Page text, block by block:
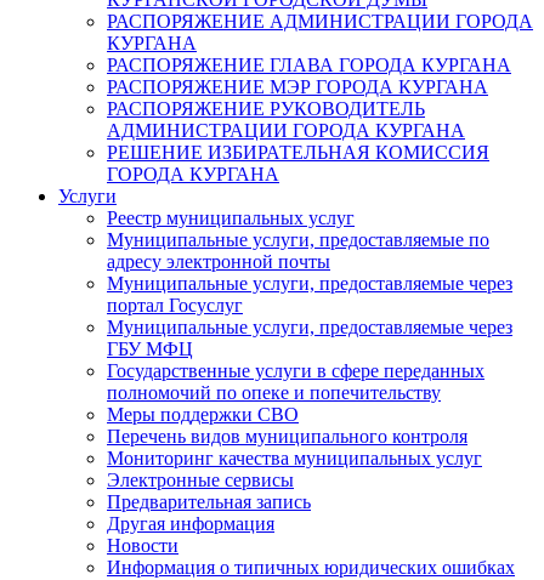
РАСПОРЯЖЕНИЕ АДМИНИСТРАЦИИ ГОРОДА
КУРГАНА
РАСПОРЯЖЕНИЕ ГЛАВА ГОРОДА КУРГАНА
РАСПОРЯЖЕНИЕ МЭР ГОРОДА КУРГАНА
РАСПОРЯЖЕНИЕ РУКОВОДИТЕЛЬ
АДМИНИСТРАЦИИ ГОРОДА КУРГАНА
РЕШЕНИЕ ИЗБИРАТЕЛЬНАЯ КОМИССИЯ
ГОРОДА КУРГАНА
Услуги
Реестр муниципальных услуг
Муниципальные услуги, предоставляемые по
адресу электронной почты
Муниципальные услуги, предоставляемые через
портал Госуслуг
Муниципальные услуги, предоставляемые через
ГБУ МФЦ
Государственные услуги в сфере переданных
полномочий по опеке и попечительству
Меры поддержки СВО
Перечень видов муниципального контроля
Мониторинг качества муниципальных услуг
Электронные сервисы
Предварительная запись
Другая информация
Новости
Информация о типичных юридических ошибках